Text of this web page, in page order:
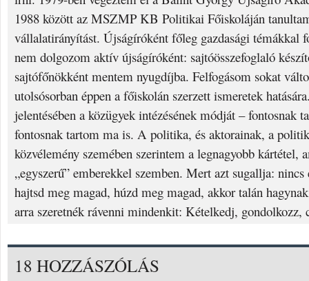
1988 között az MSZMP KB Politikai Főiskoláján
vállalatirányítást. Újságíróként főleg gazdasági témákkal
nem dolgozom aktív újságíróként: sajtóösszefoglaló
sajtófőnökként mentem nyugdíjba. Felfogásom sokat
utolsósorban éppen a főiskolán szerzett ismeretek
jelentésében a közügyek intézésének módját – fontosnak
fontosnak tartom ma is. A politika, és aktorainak, a
közvélemény szemében szerintem a legnagyobb kártétel,
„egyszerű” emberekkel szemben. Mert azt sugallja: nincs
hajtsd meg magad, húzd meg magad, akkor talán
arra szeretnék rávenni mindenkit: Kételkedj, gondolkozz,
18 HOZZÁSZÓLÁS